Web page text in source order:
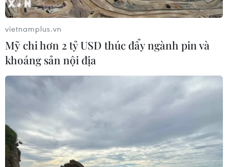
vietnamplus.vn
Mỹ chi hơn 2 tỷ USD thúc đẩy ngành pin và
khoáng sản nội địa